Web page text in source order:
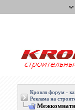
Кровля форум -
Реклама на